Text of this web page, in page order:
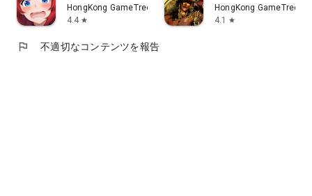
https://www.game-tree.com/jp/report/index.html
HongKong GameTree Limited
4.4 star
HongKong GameTree
4.1
star
flag 不適切なコンテンツを報告